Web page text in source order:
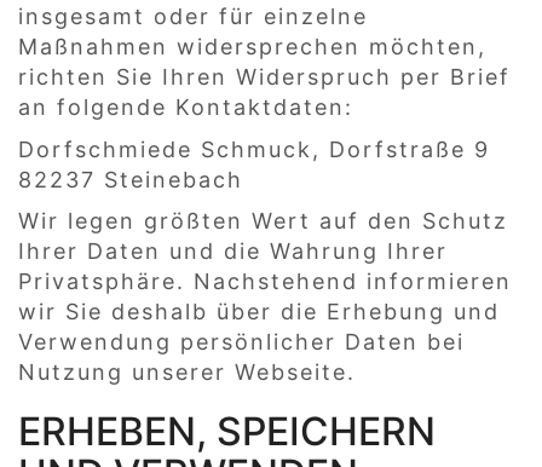
insgesamt oder für einzelne
Maßnahmen widersprechen möchten,
richten Sie Ihren Widerspruch per Brief
an folgende Kontaktdaten:
Dorfschmiede Schmuck, Dorfstraße 9
82237 Steinebach
Wir legen größten Wert auf den Schutz
Ihrer Daten und die Wahrung Ihrer
Privatsphäre. Nachstehend informieren
wir Sie deshalb über die Erhebung und
Verwendung persönlicher Daten bei
Nutzung unserer Webseite.
ERHEBEN, SPEICHERN